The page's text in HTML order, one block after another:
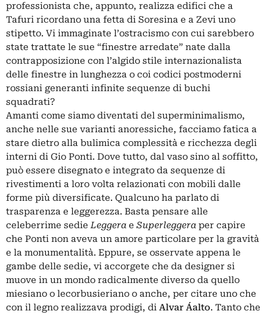
professionista che, appunto, realizza edifici che a
Tafuri ricordano una fetta di Soresina e a Zevi uno
stipetto. Vi immaginate l’ostracismo con cui sarebbero
state trattate le sue “finestre arredate” nate dalla
contrapposizione con l’algido stile internazionalista
delle finestre in lunghezza o coi codici postmoderni
rossiani generanti infinite sequenze di buchi
squadrati?
Amanti come siamo diventati del superminimalismo,
anche nelle sue varianti anoressiche, facciamo fatica a
stare dietro alla bulimica complessità e ricchezza degli
interni di Gio Ponti. Dove tutto, dal vaso sino al soffitto,
può essere disegnato e integrato da sequenze di
rivestimenti a loro volta relazionati con mobili dalle
forme più diversificate. Qualcuno ha parlato di
trasparenza e leggerezza. Basta pensare alle
celeberrime sedieLeggera e Superleggera per capire
che Ponti non aveva un amore particolare per la gravità
e la monumentalità. Eppure, se osservate appena le
gambe delle sedie, vi accorgete che da designer si
muove in un mondo radicalmente diverso da quello
miesiano o lecorbusieriano o anche, per citare uno che
con il legno realizzava prodigi, di Alvar Áalto. Tanto che